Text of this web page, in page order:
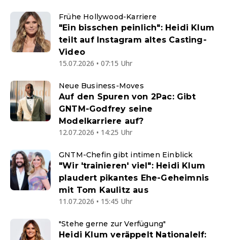
Frühe Hollywood-Karriere
"Ein bisschen peinlich": Heidi Klum
teilt auf Instagram altes Casting-
Video
15.07.2026 • 07:15 Uhr
Neue Business-Moves
Auf den Spuren von 2Pac: Gibt
GNTM-Godfrey seine
Modelkarriere auf?
12.07.2026 • 14:25 Uhr
GNTM-Chefin gibt intimen Einblick
"Wir 'trainieren' viel": Heidi Klum
plaudert pikantes Ehe-Geheimnis
mit Tom Kaulitz aus
11.07.2026 • 15:45 Uhr
"Stehe gerne zur Verfügung"
Heidi Klum veräppelt Nationalelf: